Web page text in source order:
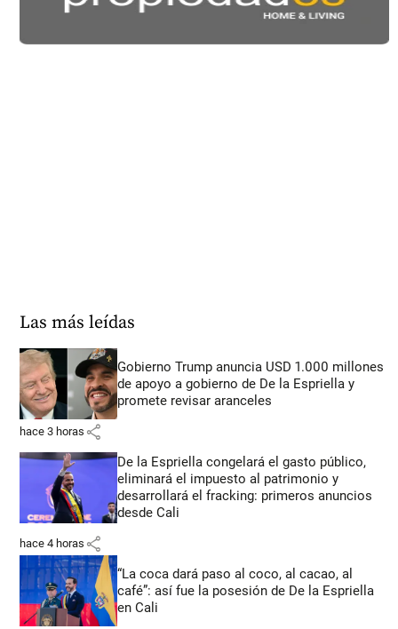
Las más leídas
Gobierno Trump anuncia USD 1.000 millones
de apoyo a gobierno de De la Espriella y
promete revisar aranceles
hace 3 horas share
De la Espriella congelará el gasto público,
eliminará el impuesto al patrimonio y
desarrollará el fracking: primeros anuncios
desde Cali
hace 4 horas share
“La coca dará paso al coco, al cacao, al
café”: así fue la posesión de De la Espriella
en Cali